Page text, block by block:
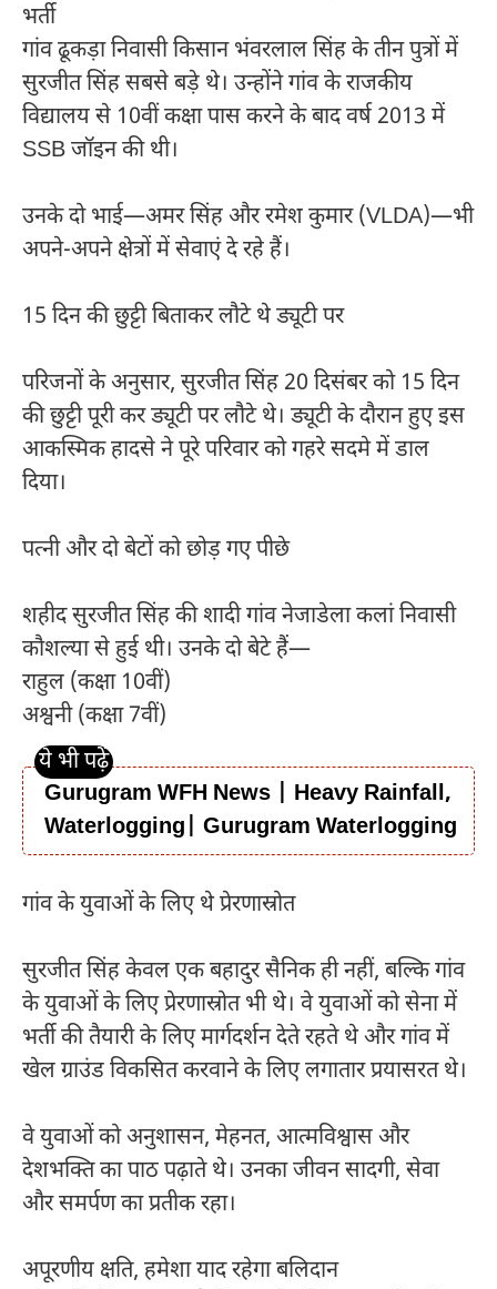
भर्ती
गांव ढूकड़ा निवासी किसान भंवरलाल सिंह के तीन पुत्रों में
सुरजीत सिंह सबसे बड़े थे। उन्होंने गांव के राजकीय
विद्यालय से 10वीं कक्षा पास करने के बाद वर्ष 2013 में
SSB जॉइन की थी।
उनके दो भाई—अमर सिंह और रमेश कुमार (VLDA)—भी
अपने-अपने क्षेत्रों में सेवाएं दे रहे हैं।
15 दिन की छुट्टी बिताकर लौटे थे ड्यूटी पर
परिजनों के अनुसार, सुरजीत सिंह 20 दिसंबर को 15 दिन
की छुट्टी पूरी कर ड्यूटी पर लौटे थे। ड्यूटी के दौरान हुए इस
आकस्मिक हादसे ने पूरे परिवार को गहरे सदमे में डाल
दिया।
पत्नी और दो बेटों को छोड़ गए पीछे
शहीद सुरजीत सिंह की शादी गांव नेजाडेला कलां निवासी
कौशल्या से हुई थी। उनके दो बेटे हैं—
राहुल (कक्षा 10वीं)
अश्वनी (कक्षा 7वीं)
Gurugram WFH News | Heavy Rainfall,
Waterlogging| Gurugram Waterlogging
गांव के युवाओं के लिए थे प्रेरणास्रोत
सुरजीत सिंह केवल एक बहादुर सैनिक ही नहीं, बल्कि गांव
के युवाओं के लिए प्रेरणास्रोत भी थे। वे युवाओं को सेना में
भर्ती की तैयारी के लिए मार्गदर्शन देते रहते थे और गांव में
खेल ग्राउंड विकसित करवाने के लिए लगातार प्रयासरत थे।
वे युवाओं को अनुशासन, मेहनत, आत्मविश्वास और
देशभक्ति का पाठ पढ़ाते थे। उनका जीवन सादगी, सेवा
और समर्पण का प्रतीक रहा।
अपूरणीय क्षति, हमेशा याद रहेगा बलिदान